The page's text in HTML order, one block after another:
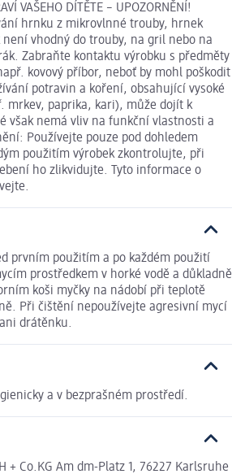
VAŠEHO DÍTĚTE – UPOZORNĚNÍ!
hrnku z mikrovlnné trouby, hrnek
není vhodný do trouby, na gril nebo na
Zabraňte kontaktu výrobku s předměty
kovový příbor, neboť by mohl poškodit
potravin a koření, obsahující vysoké
mrkev, paprika, kari), může dojít k
však nemá vliv na funkční vlastnosti a
Používejte pouze pod dohledem
použitím výrobek zkontrolujte, při
ho zlikvidujte. Tyto informace o
prvním použitím a po každém použití
prostředkem v horké vodě a důkladně
koši myčky na nádobí při teplotě
Při čištění nepoužívejte agresivní mycí
drátěnku.
a v bezprašném prostředí.
+ Co.KG Am dm-Platz 1, 76227 Karlsruhe